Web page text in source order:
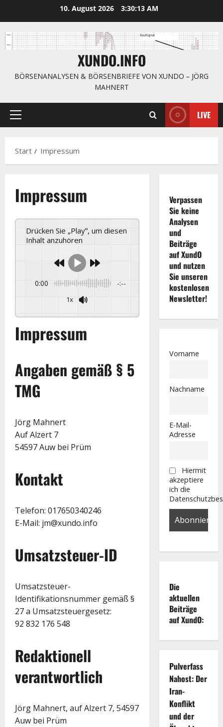
springen
10. August 2026 3:30:14 AM
XUNDO.INFO
BÖRSENANALYSEN & BÖRSENBRIEFE VON XUNDO – JÖRG
MAHNERT
Primäres
LIVE
Start Impressum
Impressum
Drücken Sie „Play“, um diesen
Inhalt anzuhören
0:00 -:--
1x
Impressum
Angaben gemäß § 5
TMG
Jörg Mahnert
Auf Alzert 7
54597 Auw bei Prüm
Kontakt
Telefon: 017650340246
E-Mail: jm@xundo.info
Umsatzsteuer-ID
Umsatzsteuer-
Identifikationsnummer gemäß §
27 a Umsatzsteuergesetz:
92 832 176 548
Redaktionell
verantwortlich
Jörg Mahnert, auf Alzert 7, 54597
Auw bei Prüm
Verpassen
Sie keine
Analysen
und
Beiträge
auf XundO
und nutzen
Sie unseren
kostenlosen
Newsletter!
Vorname
Nachname
E-Mail-
Adresse
Hiermit
akzeptiere
ich die
Die
aktuellen
Beiträge
auf XundO:
Pulverfass
Nahost: Der
Iran-
Konflikt
und der